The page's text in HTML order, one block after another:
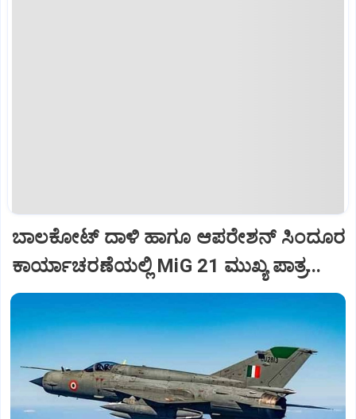
ಬಾಲಕೋಟ್‌ ದಾಳಿ ಹಾಗೂ ಆಪರೇಶನ್‌ ಸಿಂದೂರ
ಕಾರ್ಯಾಚರಣೆಯಲ್ಲಿ MiG 21 ಮುಖ್ಯ ಪಾತ್ರ...